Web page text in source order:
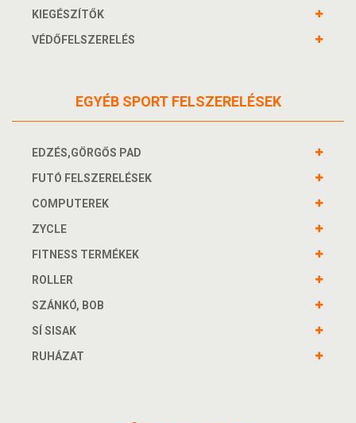
KIEGÉSZÍTŐK
VÉDŐFELSZERELÉS
EGYÉB SPORT FELSZERELÉSEK
EDZÉS,GÖRGŐS PAD
FUTÓ FELSZERELÉSEK
COMPUTEREK
ZYCLE
FITNESS TERMÉKEK
ROLLER
SZÁNKÓ, BOB
SÍ SISAK
RUHÁZAT